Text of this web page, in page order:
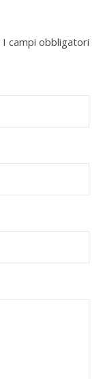
I campi obbligatori